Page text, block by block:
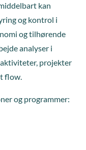
kan
og kontrol i
og tilhørende
analyser i
projekter
flow.
og programmer: